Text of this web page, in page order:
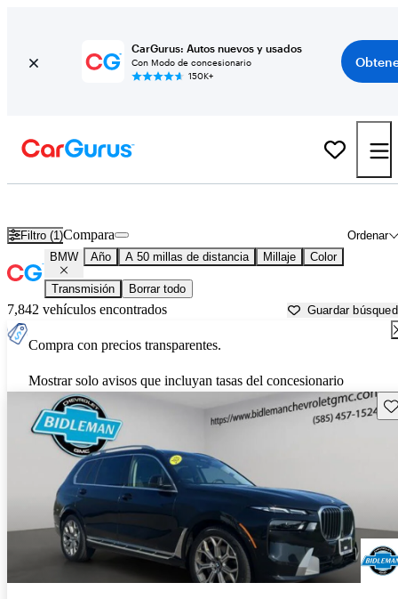
CarGurus: Autos nuevos y usados
Con Modo de concesionario
150K+
Filtro (1) Ordenar
Compara
BMW Año A 50 millas de distancia Millaje Color
Transmisión Borrar todo
7,842 vehículos encontrados Guardar
Compra con precios transparentes.
Mostrar solo avisos que incluyan tasas del concesionario